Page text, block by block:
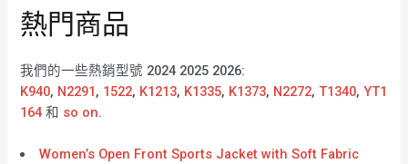
熱門商品
我們的一些熱銷型號 2024 2025 2026:
K940, N2291, 1522, K1213, K1335, K1373, N2272,T1340,YT1
164 和 so on.
Women’s Open Front Sports Jacket with Soft Fabric